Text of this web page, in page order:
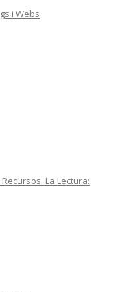
i Webs
La Lectura: